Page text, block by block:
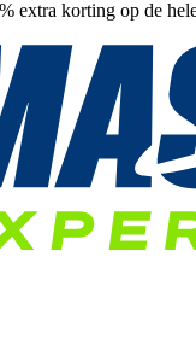
extra korting op de